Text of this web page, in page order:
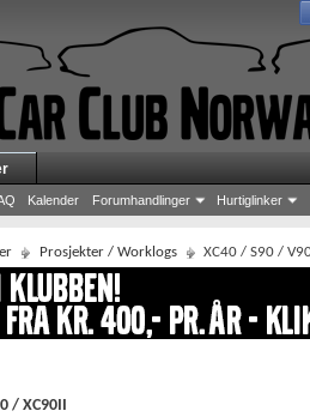
Kalender Forumhandlinger Hurtiglinker
Prosjekter / Worklogs XC40 / S90 /
/ XC90II